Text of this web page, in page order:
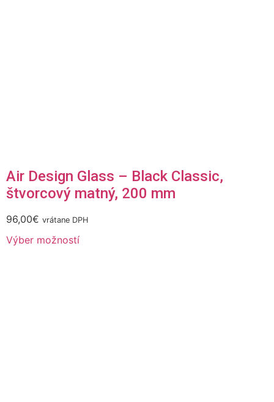
Air Design Glass – Black Classic,
štvorcový matný, 200 mm
96,00€ vrátane DPH
Výber možností